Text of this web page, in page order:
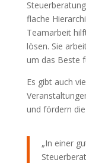
flache
Teamarbeit
lösen. Sie
um das Beste
Es gibt auch
und fördern
„In einer